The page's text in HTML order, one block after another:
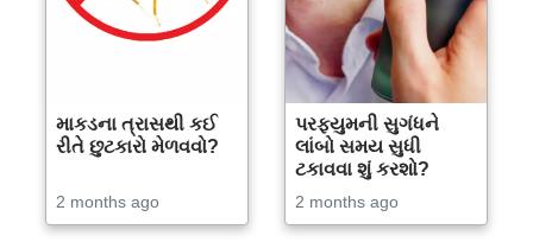
માકડના ત્રાસથી કઈ
રીતે છુટકારો મેળવવો?
2 months ago
પરફ્યુમની સુગંધને
લાંબો સમય સુધી
ટકાવવા શું કરશો?
2 months ago